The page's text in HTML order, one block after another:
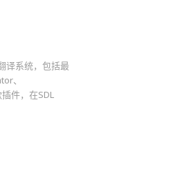
译系统，包括最
、
件，在SDL